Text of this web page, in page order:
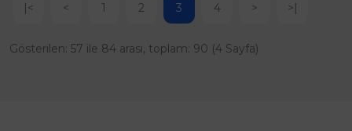
|< < 1 2 3 4 > >|
Gösterilen: 57 ile 84 arası, toplam: 90 (4 Sayfa)